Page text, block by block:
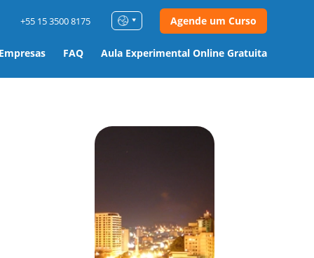
FAQ Aula Experimental Online Gratuita
+55 15 3500 8175 Agende um Curso